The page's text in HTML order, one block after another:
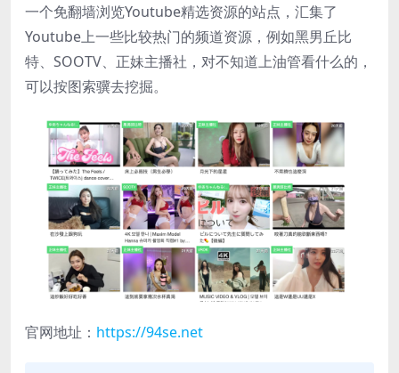
一个免翻墙浏览Youtube精选资源的站点，汇集了
Youtube上一些比较热门的频道资源，例如黑男丘比
特、SOOTV、正妹主播社，对不知道上油管看什么的，
可以按图索骥去挖掘。
官网地址： https://94se.net